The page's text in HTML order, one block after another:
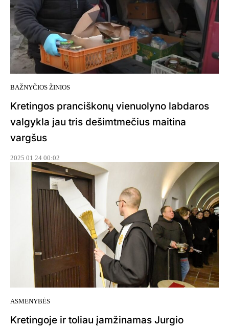
BAŽNYČIOS ŽINIOS
Kretingos pranciškonų vienuolyno labdaros
valgykla jau tris dešimtmečius maitina
vargšus
2025 01 24 00:02
ASMENYBĖS
Kretingoje ir toliau įamžinamas Jurgio